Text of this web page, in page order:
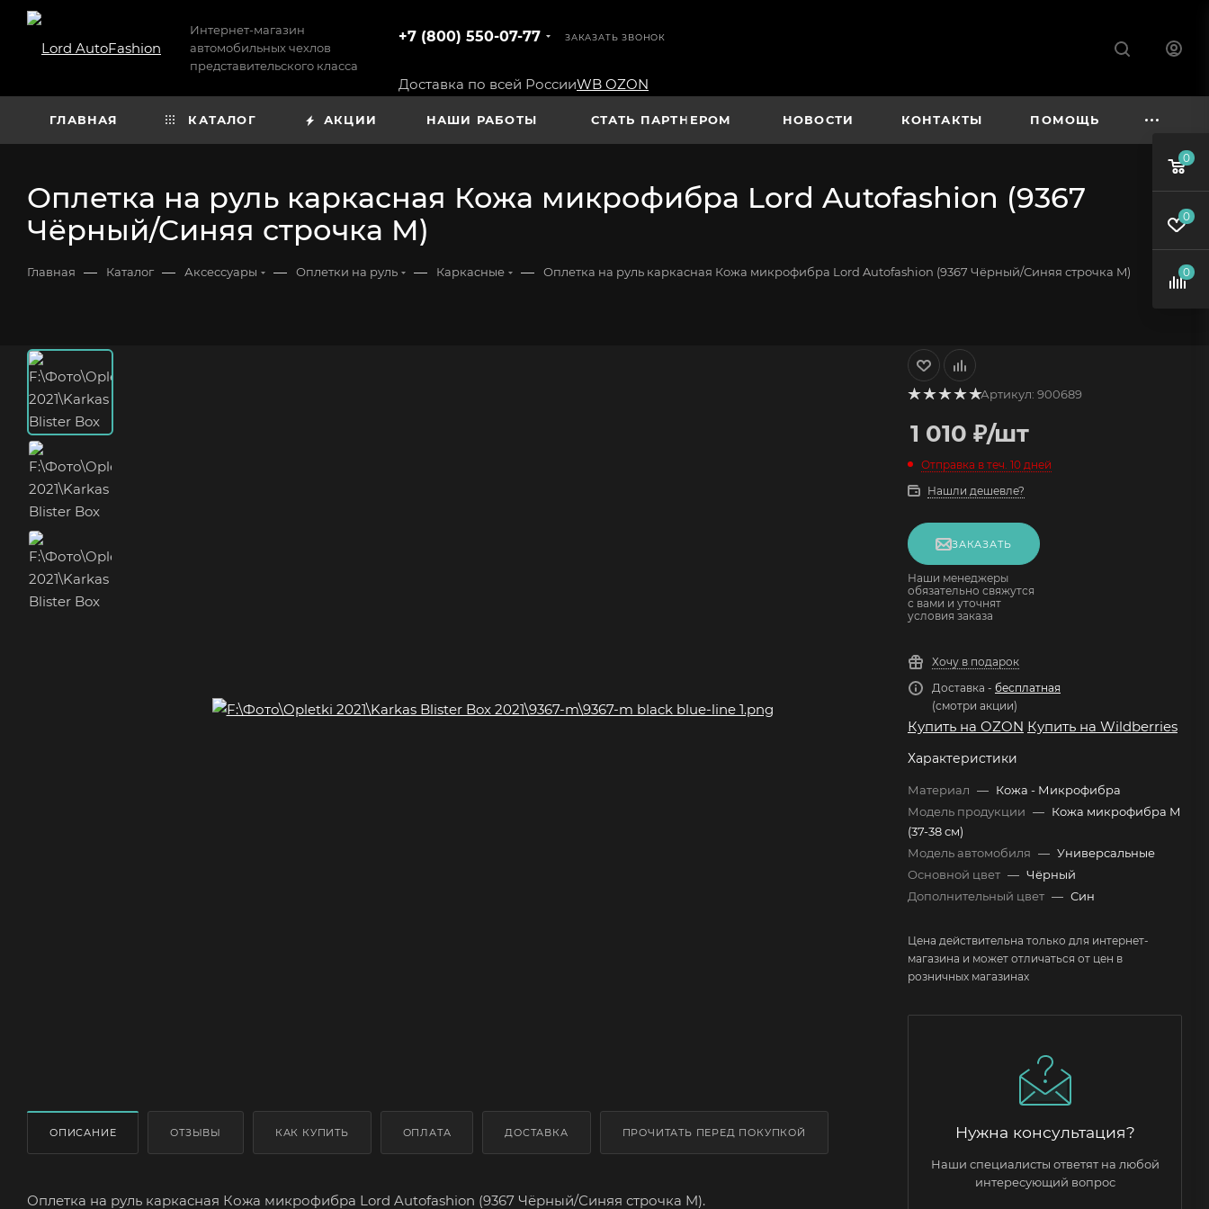
Интернет-магазин
автомобильных чехлов
представительского класса
+7 (800) 550-07-77 ЗАКАЗАТЬ ЗВОНОК
Доставка по всей РоссииWB OZON
ГЛАВНАЯ КАТАЛОГ АКЦИИ НАШИ РАБОТЫ СТАТЬ ПАРТНЕРОМ НОВОСТИ КОНТАКТЫ ПОМОЩЬ
Оплетка на руль каркасная Кожа микрофибра Lord Autofashion (9367
Чёрный/Синяя строчка M)
Главная — Каталог — Аксессуары — Оплетки на руль — Каркасные — Оплетка на руль каркасная Кожа микрофибра Lord Autofashion (9367 Чёрный/Синяя строчка M)
ОПИСАНИЕ ОТЗЫВЫ КАК КУПИТЬ ОПЛАТА ДОСТАВКА ПРОЧИТАТЬ ПЕРЕД ПОКУПКОЙ
Оплетка на руль каркасная Кожа микрофибра Lord Autofashion (9367 Чёрный/Синяя строчка M).
Артикул: 900689
1 010 ₽/шт
Отправка в теч. 10 дней
Нашли дешевле?
ЗАКАЗАТЬ
Наши менеджеры
обязательно свяжутся
с вами и уточнят
условия заказа
Хочу в подарок
Доставка - бесплатная
(смотри акции)
Купить на OZON Купить на Wildberries
Характеристики
Материал — Кожа - Микрофибра
Модель продукции — Кожа микрофибра М
(37-38 см)
Модель автомобиля — Универсальные
Основной цвет — Чёрный
Дополнительный цвет — Син
Цена действительна только для интернет-
магазина и может отличаться от цен в
розничных магазинах
Нужна консультация?
Наши специалисты ответят на любой
интересующий вопрос
0
0
0